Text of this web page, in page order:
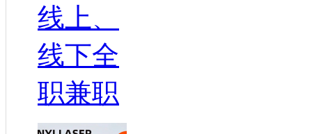
线上、
线下全
职兼职